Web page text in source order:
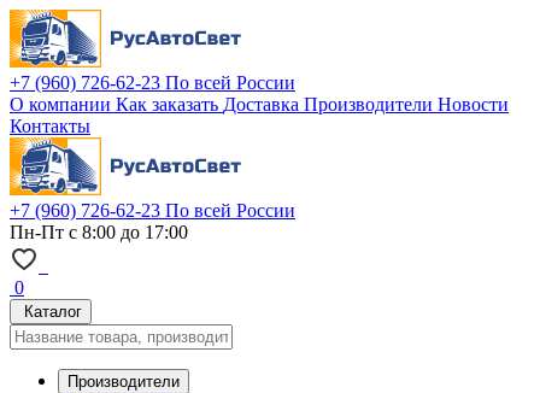
+7 (960) 726-62-23 По всей России
О компании Как заказать Доставка Производители Новости
Контакты
+7 (960) 726-62-23 По всей России
Пн-Пт с 8:00 до 17:00
0
Каталог
Производители